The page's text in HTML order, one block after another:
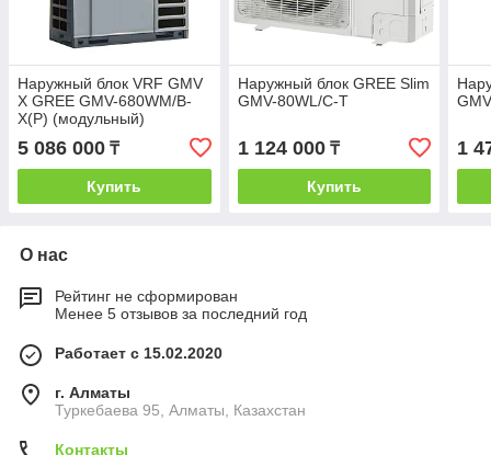
Наружный блок VRF GMV
X GREE GMV-680WM/B-
X(P) (модульный)
5 086 000 ₸
Купить
Наружный блок GREE Slim
GMV-80WL/C-T
1 124 000₸
Купить
1
О нас
Рейтинг не сформирован
Менее 5 отзывов за последний год
Работает с 15.02.2020
г. Алматы
Туркебаева 95, Алматы, Казахстан
Контакты